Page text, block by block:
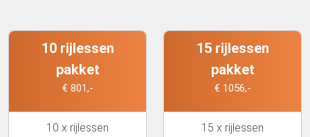
10 rijlessen
pakket
€ 801,-
10 x rijlessen
15 rijlessen
pakket
€ 1056,-
15 x rijlessen